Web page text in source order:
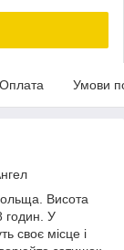
Оплата Умови
Висота
годин. У
своє місце і